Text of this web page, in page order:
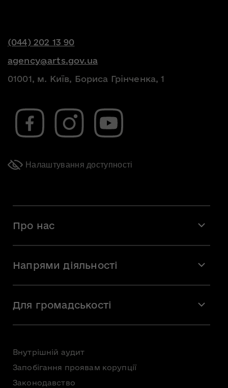
(044) 202 13 90
agency@arts.gov.ua
01001, м. Київ, Бориса Грінченка, 1
Налаштування доступності
Про нас
Команда
Вакансії
Напрями діяльності
Мистецька освіта
Для громадськості
Внутрішній аудит
Запобігання проявам корупції
Законодавство